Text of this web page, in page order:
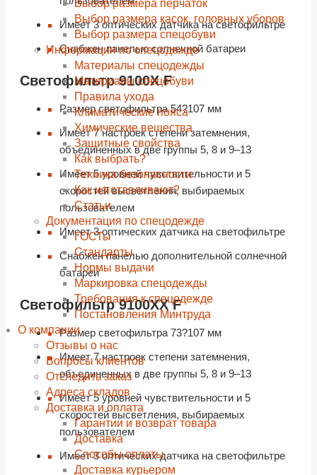
Выбор размера перчаток
Выбор размера касок, головных уборов
Выбор размера спецобуви
Информация по спецодежде
Материалы спецодежды
Материалы спецобуви
Правила ухода
Климатические пояса
Химические вещества
Защитные свойства
Как выбрать?
Техника безопасности
Как изготавливают?
Статьи
Документация по спецодежде
ГОСТы
Cтандарты
Нормы выдачи
Маркировка спецодежды
Требования к спецодежде
Постановления Минтруда
О компании
Отзывы о нас
Вопросы клиентов
Отследить заказ
Адреса складов
Доставка и оплата
Гарантии и возврат товара
Доставка
Способы оплаты
Доставка курьером
Имеет 3 оптических датчика на светофильтре
Снабжен панелью солнечной батареи
Светофильтр 9100X F
Размер светофильтра 54?107 мм
Имеет 7 настроек степени затемнения,
объединенных в две группы 5, 8 и 9–13
Имеет 5 уровней чувствительности и 5
скоростей высветления, выбираемых
пользователем
Имеет 3 оптических датчика на светофильтре
Снабжен панелью дополнительной солнечной
батареи
Светофильтр 9100XX F
Размер светофильтра 73?107 мм
Имеет 7 настроек степени затемнения,
объединенных в две группы 5, 8 и 9–13
Имеет 5 уровней чувствительности и 5
скоростей высветления, выбираемых
пользователем
Имеет 3 оптических датчика на светофильтре